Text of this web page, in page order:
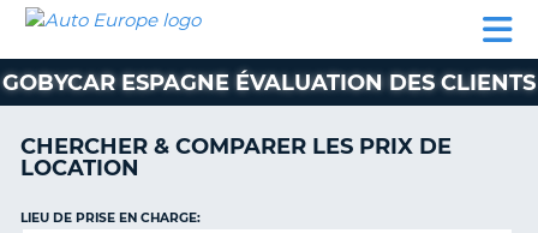
LOCATION
VOITURE
CLIENT
AUTO
EUROPE
LOCATION
VOITURE
MOTORHOMES
PARTENAIRES
CLIENT
GOBYCAR ESPAGNE ÉVALUATION DES CLIENTS
CHERCHER & COMPARER LES PRIX DE
LOCATION
LIEU DE PRISE EN CHARGE: